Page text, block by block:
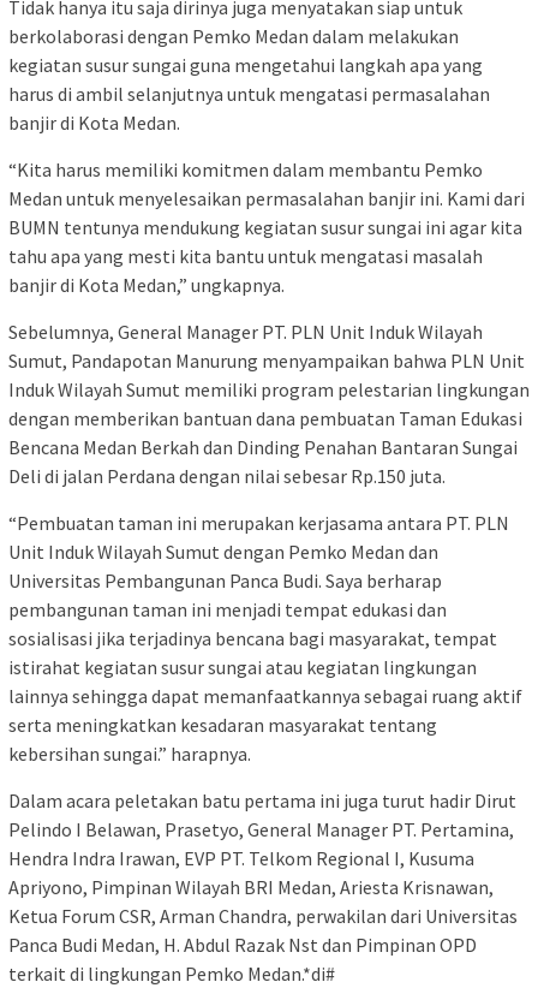
Tidak hanya itu saja dirinya juga menyatakan siap untuk
berkolaborasi dengan Pemko Medan dalam melakukan
kegiatan susur sungai guna mengetahui langkah apa yang
harus di ambil selanjutnya untuk mengatasi permasalahan
banjir di Kota Medan.
“Kita harus memiliki komitmen dalam membantu Pemko
Medan untuk menyelesaikan permasalahan banjir ini. Kami dari
BUMN tentunya mendukung kegiatan susur sungai ini agar kita
tahu apa yang mesti kita bantu untuk mengatasi masalah
banjir di Kota Medan,” ungkapnya.
Sebelumnya, General Manager PT. PLN Unit Induk Wilayah
Sumut, Pandapotan Manurung menyampaikan bahwa PLN Unit
Induk Wilayah Sumut memiliki program pelestarian lingkungan
dengan memberikan bantuan dana pembuatan Taman Edukasi
Bencana Medan Berkah dan Dinding Penahan Bantaran Sungai
Deli di jalan Perdana dengan nilai sebesar Rp.150 juta.
“Pembuatan taman ini merupakan kerjasama antara PT. PLN
Unit Induk Wilayah Sumut dengan Pemko Medan dan
Universitas Pembangunan Panca Budi. Saya berharap
pembangunan taman ini menjadi tempat edukasi dan
sosialisasi jika terjadinya bencana bagi masyarakat, tempat
istirahat kegiatan susur sungai atau kegiatan lingkungan
lainnya sehingga dapat memanfaatkannya sebagai ruang aktif
serta meningkatkan kesadaran masyarakat tentang
kebersihan sungai.” harapnya.
Dalam acara peletakan batu pertama ini juga turut hadir Dirut
Pelindo I Belawan, Prasetyo, General Manager PT. Pertamina,
Hendra Indra Irawan, EVP PT. Telkom Regional I, Kusuma
Apriyono, Pimpinan Wilayah BRI Medan, Ariesta Krisnawan,
Ketua Forum CSR, Arman Chandra, perwakilan dari Universitas
Panca Budi Medan, H. Abdul Razak Nst dan Pimpinan OPD
terkait di lingkungan Pemko Medan.*di#